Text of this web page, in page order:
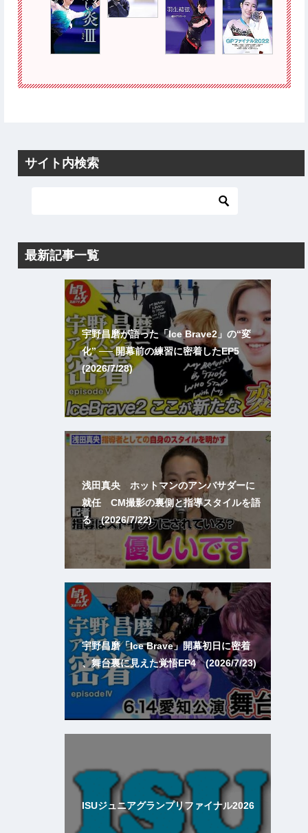
サイト内検索
最新記事一覧
宇野昌磨が語った「Ice Brave2」の“変
化” ── 開幕前の練習に密着したEP5
(2026/7/28)
浅田真央 ホットマンのアンバサダーに
就任 CM撮影の裏側と指導スタイルを語
る (2026/7/22)
宇野昌磨「Ice Brave」開幕初日に密着
、舞台裏に見えた覚悟EP4 (2026/7/23)
ISUジュニアグランプリファイナル2026